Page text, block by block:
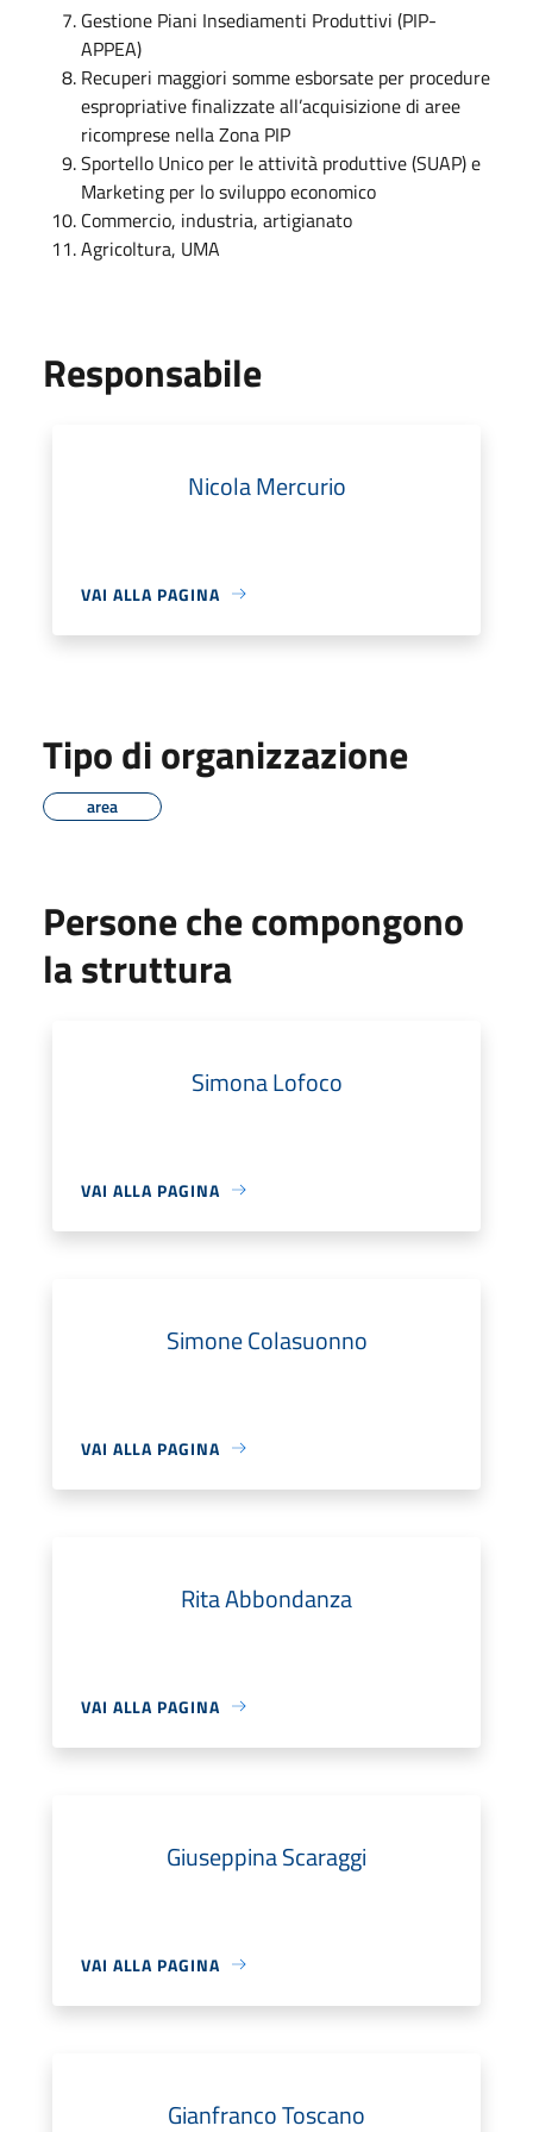
Gestione Piani Insediamenti Produttivi (PIP-
APPEA)
Recuperi maggiori somme esborsate per procedure
espropriative finalizzate all’acquisizione di aree
ricomprese nella Zona PIP
Sportello Unico per le attività produttive (SUAP) e
Marketing per lo sviluppo economico
Commercio, industria, artigianato
Agricoltura, UMA
Responsabile
Nicola Mercurio
VAI ALLA PAGINA
Tipo di organizzazione
area
Persone che compongono
la struttura
Simona Lofoco
VAI ALLA PAGINA
Simone Colasuonno
VAI ALLA PAGINA
Rita Abbondanza
VAI ALLA PAGINA
Giuseppina Scaraggi
VAI ALLA PAGINA
Gianfranco Toscano